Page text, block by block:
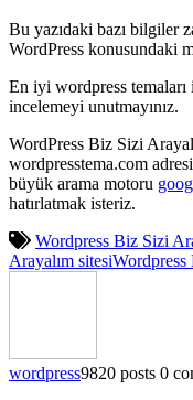
Bu yazıdaki bazı bilgiler
WordPress konusundaki
En iyi wordpress
incelemeyi unutmayınız.
WordPress Biz Sizi
wordpresstema.com
büyük arama motoru
hatırlatmak isteriz.
Wordpress Biz Sizi
Arayalım sitesi
wordpress9820 posts 0